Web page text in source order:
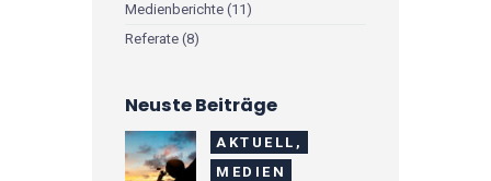
Medienberichte (11)
Referate (8)
Neuste Beiträge
AKTUELL,
MEDIEN